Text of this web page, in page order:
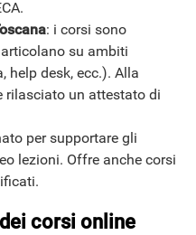
: i corsi sono
su ambiti
help desk, ecc.). Alla
rilasciato un attestato di
per supportare gli
lezioni. Offre anche corsi
corsi online